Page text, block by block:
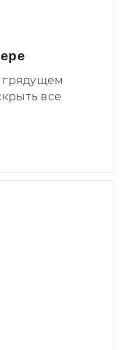
грядущем
все